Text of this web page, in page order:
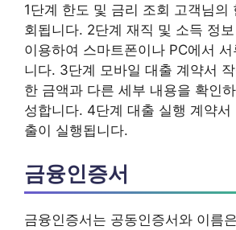
1단계 한도 및 금리 조회 고객님의
회됩니다. 2단계 재직 및 소득 정
이용하여 스마트폰이나 PC에서
니다. 3단계 모바일 대출 계약서
한 금액과 다른 세부 내용을 확인
성합니다. 4단계 대출 실행 계약서
출이 실행됩니다.
금융인증서
금융인증서는 공동인증서와 이름